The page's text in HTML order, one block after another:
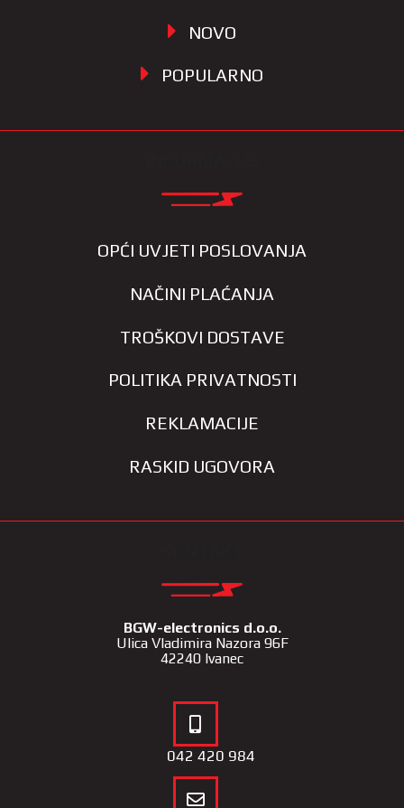
NOVO
POPULARNO
OPĆI UVJETI POSLOVANJA
NAČINI PLAĆANJA
TROŠKOVI DOSTAVE
POLITIKA PRIVATNOSTI
REKLAMACIJE
RASKID UGOVORA
BGW-electronics d.o.o.
Ulica Vladimira Nazora 96F
42240 Ivanec
042 420 984